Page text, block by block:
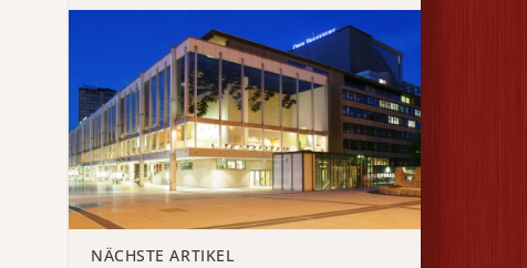
NÄCHSTE ARTIKEL